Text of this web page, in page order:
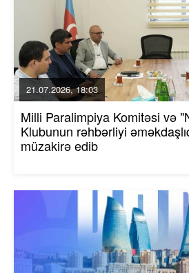
21.07.2026, 18:03
Milli Paralimpiya Komitəsi və
Klubunun rəhbərliyi
müzakirə edib